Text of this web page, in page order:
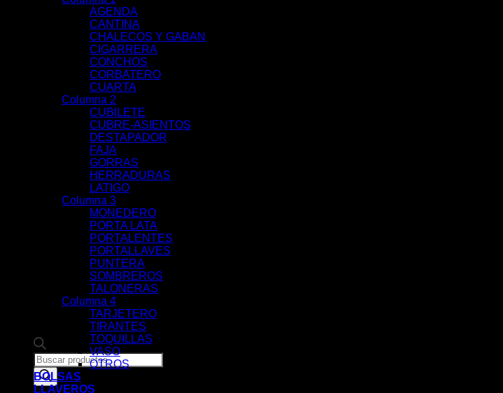
Products
search
AGENDA
CANTINA
CHALECOS Y GABAN
CIGARRERA
CONCHOS
CORBATERO
CUARTA
Columna 2
CUBILETE
CUBRE-ASIENTOS
DESTAPADOR
FAJA
GORRAS
HERRADURAS
LATIGO
Columna 3
MONEDERO
PORTA LATA
PORTALENTES
PORTALLAVES
PUNTERA
SOMBREROS
TALONERAS
Columna 4
TARJETERO
TIRANTES
TOQUILLAS
VASO
OTROS
BOLSAS
LLAVEROS